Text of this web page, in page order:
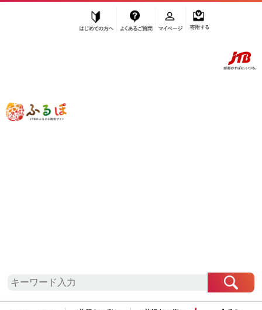
ふるぽ JTBのふるさと納税サイト
「ふるさと納税」TOP
服
参考寄附額順|新着順|人気ランキング順